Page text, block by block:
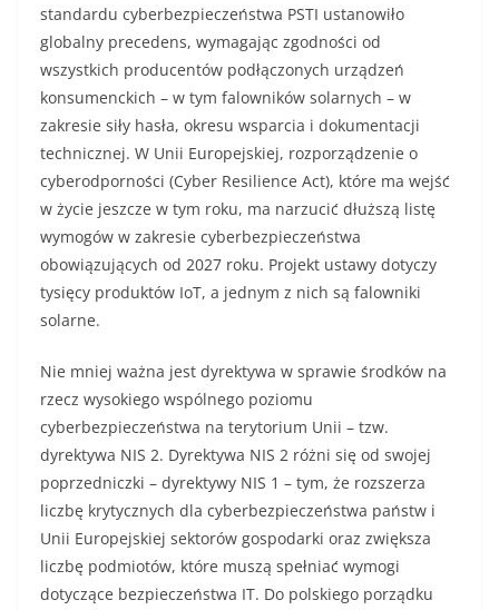
standardu cyberbezpieczeństwa PSTI ustanowiło
globalny precedens, wymagając zgodności od
wszystkich producentów podłączonych urządzeń
konsumenckich – w tym falowników solarnych – w
zakresie siły hasła, okresu wsparcia i dokumentacji
technicznej. W Unii Europejskiej, rozporządzenie o
cyberodporności (Cyber Resilience Act), które ma wejść
w życie jeszcze w tym roku, ma narzucić dłuższą listę
wymogów w zakresie cyberbezpieczeństwa
obowiązujących od 2027 roku. Projekt ustawy dotyczy
tysięcy produktów IoT, a jednym z nich są falowniki
solarne.
Nie mniej ważna jest dyrektywa w sprawie środków na
rzecz wysokiego wspólnego poziomu
cyberbezpieczeństwa na terytorium Unii – tzw.
dyrektywa NIS 2. Dyrektywa NIS 2 różni się od swojej
poprzedniczki – dyrektywy NIS 1 – tym, że rozszerza
liczbę krytycznych dla cyberbezpieczeństwa państw i
Unii Europejskiej sektorów gospodarki oraz zwiększa
liczbę podmiotów, które muszą spełniać wymogi
dotyczące bezpieczeństwa IT. Do polskiego porządku